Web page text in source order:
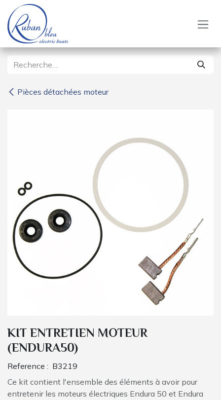
Se rendre au contenu
Pièces détachées moteur
KIT ENTRETIEN MOTEUR
(ENDURA50)
Reference : B3219
Ce kit contient l'ensemble des éléments à avoir pour
entretenir les moteurs électriques Endura 50 et Endura